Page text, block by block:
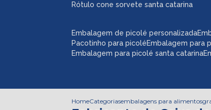
rótulo cone sorvete santa catarina
embalagem de picolé personalizada
pacotinho para picolé embalagem para
embalagem para picolé santa catarina
HomeCategoriasembalagens para alimentos